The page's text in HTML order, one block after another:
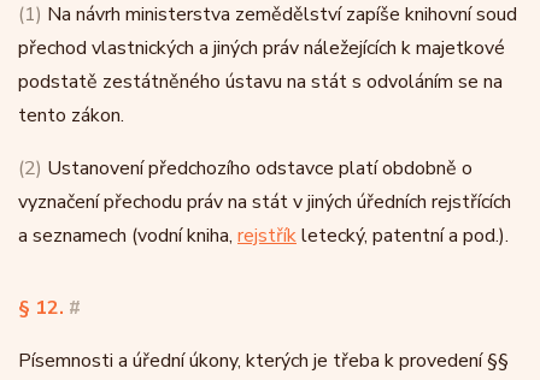
(1) Na návrh ministerstva zemědělství zapíše knihovní soud
přechod vlastnických a jiných práv náležejících k majetkové
podstatě zestátněného ústavu na stát s odvoláním se na
tento zákon.
(2) Ustanovení předchozího odstavce platí obdobně o
vyznačení přechodu práv na stát v jiných úředních rejstřících
a seznamech (vodní kniha, rejstříkletecký, patentní a pod.).
§ 12. #
Písemnosti a úřední úkony, kterých je třeba k provedení §§